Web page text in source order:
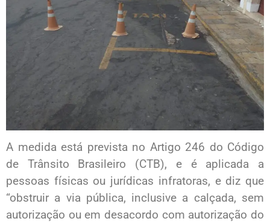
A medida está prevista no Artigo 246 do Código
de Trânsito Brasileiro (CTB), e é aplicada a
pessoas físicas ou jurídicas infratoras, e diz que
“obstruir a via pública, inclusive a calçada, sem
autorização ou em desacordo com autorização do